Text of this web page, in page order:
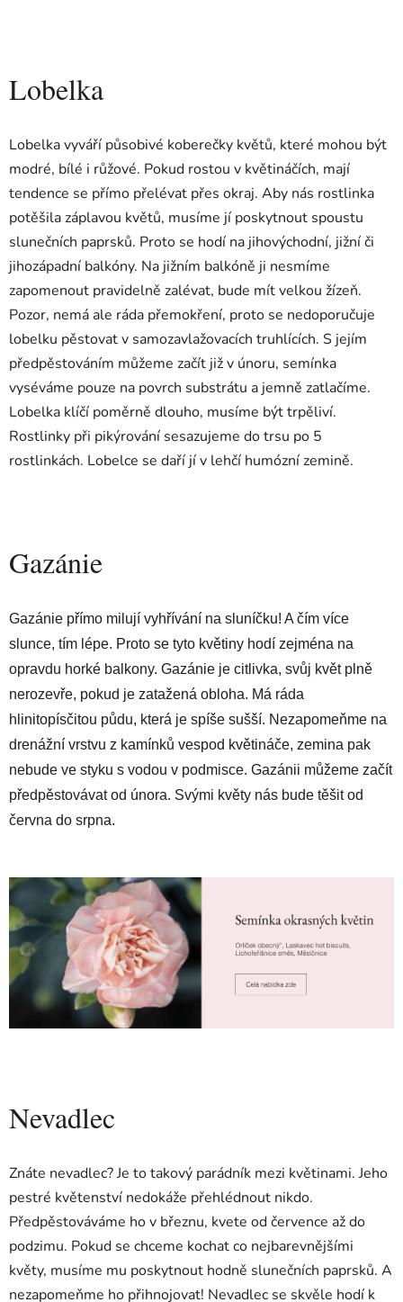
Lobelka
Lobelka vyváří působivé koberečky květů, které mohou být
modré, bílé i růžové. Pokud rostou v květináčích, mají
tendence se přímo přelévat přes okraj. Aby nás rostlinka
potěšila záplavou květů, musíme jí poskytnout spoustu
slunečních paprsků. Proto se hodí na jihovýchodní, jižní či
jihozápadní balkóny. Na jižním balkóně ji nesmíme
zapomenout pravidelně zalévat, bude mít velkou žízeň.
Pozor, nemá ale ráda přemokření, proto se nedoporučuje
lobelku pěstovat v samozavlažovacích truhlících. S jejím
předpěstováním můžeme začít již v únoru, semínka
vyséváme pouze na povrch substrátu a jemně zatlačíme.
Lobelka klíčí poměrně dlouho, musíme být trpěliví.
Rostlinky při pikýrování sesazujeme do trsu po 5
rostlinkách. Lobelce se daří jí v lehčí humózní zemině.
Gazánie
Gazánie přímo milují vyhřívání na sluníčku! A čím více
slunce, tím lépe. Proto se tyto květiny hodí zejména na
opravdu horké balkony. Gazánie je citlivka, svůj květ plně
nerozevře, pokud je zatažená obloha. Má ráda
hlinitopísčitou půdu, která je spíše sušší. Nezapomeňme na
drenážní vrstvu z kamínků vespod květináče, zemina pak
nebude ve styku s vodou v podmisce. Gazánii můžeme začít
předpěstovávat od února. Svými květy nás bude těšit od
června do srpna.
Nevadlec
Znáte nevadlec? Je to takový parádník mezi květinami. Jeho
pestré květenství nedokáže přehlédnout nikdo.
Předpěstováváme ho v březnu, kvete od července až do
podzimu. Pokud se chceme kochat co nejbarevnějšími
květy, musíme mu poskytnout hodně slunečních paprsků. A
nezapomeňme ho přihnojovat! Nevadlec se skvěle hodí k